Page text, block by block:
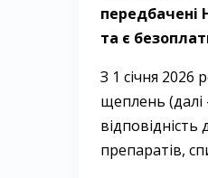
передбачені
та є
З 1 січня 2026
щеплень (далі
препаратів,